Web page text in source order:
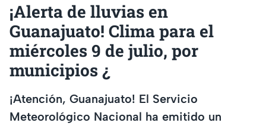
¡Alerta de lluvias en
Guanajuato! Clima para el
miércoles 9 de julio, por
municipios ¿
¡Atención, Guanajuato! El Servicio
Meteorológico Nacional ha emitido un